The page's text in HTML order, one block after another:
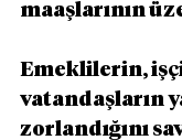
maaşlarının
Emeklilerin,
vatandaşların
zorlandığını